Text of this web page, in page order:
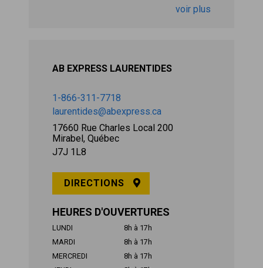
voir plus
AB EXPRESS LAURENTIDES
1-866-311-7718
laurentides@abexpress.ca
17660 Rue Charles Local 200
Mirabel, Québec
J7J 1L8
DIRECTIONS
HEURES D'OUVERTURES
LUNDI
8h à 17h
MARDI
8h à 17h
MERCREDI
8h à 17h